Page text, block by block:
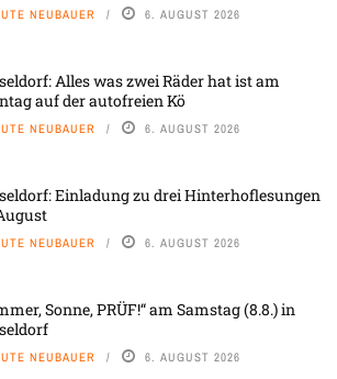
UTE NEUBAUER 6. AUGUST 2026
Alles was zwei Räder hat ist am
auf der autofreien Kö
UTE NEUBAUER 6. AUGUST 2026
Einladung zu drei Hinterhoflesungen
UTE NEUBAUER 6. AUGUST 2026
Sonne, PRÜF!“ am Samstag (8.8.) in
UTE NEUBAUER 6. AUGUST 2026